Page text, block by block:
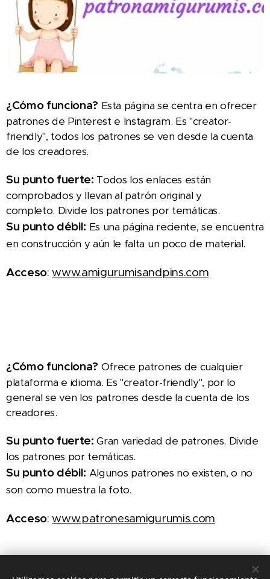
¿Cómo funciona? Esta página se centra en ofrecer
patrones de Pinterest e Instagram. Es "creator-
friendly", todos los patrones se ven desde la cuenta
de los creadores.
Su punto fuerte: Todos los enlaces están
comprobados y llevan al patrón original y
completo. Divide los patrones por temáticas.
Su punto débil: Es una página reciente, se encuentra
en construcción y aún le falta un poco de material.
Acceso:www.amigurumisandpins.com
¿Cómo funciona? Ofrece patrones de cualquier
plataforma e idioma. Es "creator-friendly", por lo
general se ven los patrones desde la cuenta de los
creadores.
Su punto fuerte: Gran variedad de patrones. Divide
los patrones por temáticas.
Su punto débil: Algunos patrones no existen, o no
son como muestra la foto.
Acceso:www.patronesamigurumis.com